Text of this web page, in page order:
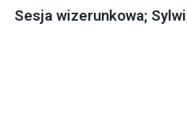
Sesja wizerunkowa;